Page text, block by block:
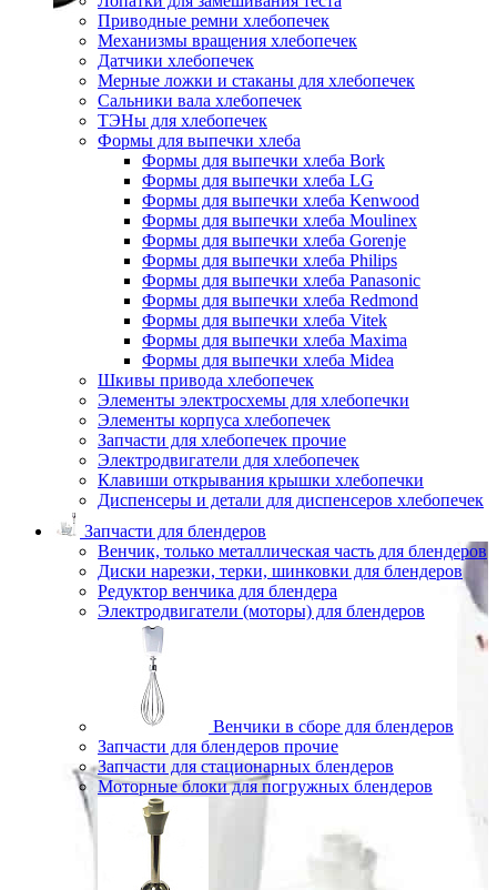
Приводные ремни хлебопечек
Механизмы вращения хлебопечек
Датчики хлебопечек
Мерные ложки и стаканы для хлебопечек
Сальники вала хлебопечек
ТЭНы для хлебопечек
Формы для выпечки хлеба
Формы для выпечки хлеба Bork
Формы для выпечки хлеба LG
Формы для выпечки хлеба Kenwood
Формы для выпечки хлеба Moulinex
Формы для выпечки хлеба Gorenje
Формы для выпечки хлеба Philips
Формы для выпечки хлеба Panasonic
Формы для выпечки хлеба Redmond
Формы для выпечки хлеба Vitek
Формы для выпечки хлеба Maxima
Формы для выпечки хлеба Midea
Шкивы привода хлебопечек
Элементы электросхемы для хлебопечки
Элементы корпуса хлебопечек
Запчасти для хлебопечек прочие
Электродвигатели для хлебопечек
Клавиши открывания крышки хлебопечки
Диспенсеры и детали для диспенсеров хлебопечек
Запчасти для блендеров
Венчик, только металлическая часть для блендеров
Диски нарезки, терки, шинковки для блендеров
Редуктор венчика для блендера
Электродвигатели (моторы) для блендеров
Венчики в сборе для блендеров
Запчасти для блендеров прочие
Запчасти для стационарных блендеров
Моторные блоки для погружных блендеров